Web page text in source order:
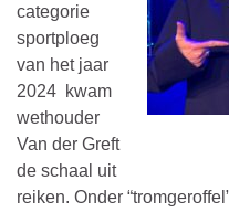
categorie
sportploeg
van het jaar
2024 kwam
wethouder
Van der Greft
de schaal uit
reiken. Onder